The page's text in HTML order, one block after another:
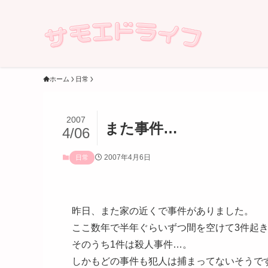
ホーム 日常
また事件…
2007
4/06
日常 2007年4月6日
昨日、また家の近くで事件がありました。
ここ数年で半年ぐらいずつ間を空けて3件起き
そのうち1件は殺人事件…。
しかもどの事件も犯人は捕まってないそうで